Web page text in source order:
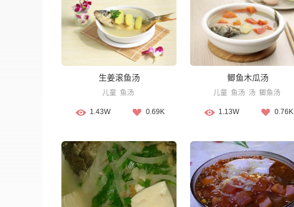
生姜滚鱼汤
儿童 鱼汤
1.43W 0.69K
鲫鱼木瓜汤
儿童 鱼汤 汤 鲫鱼汤
1.13W 0.76K